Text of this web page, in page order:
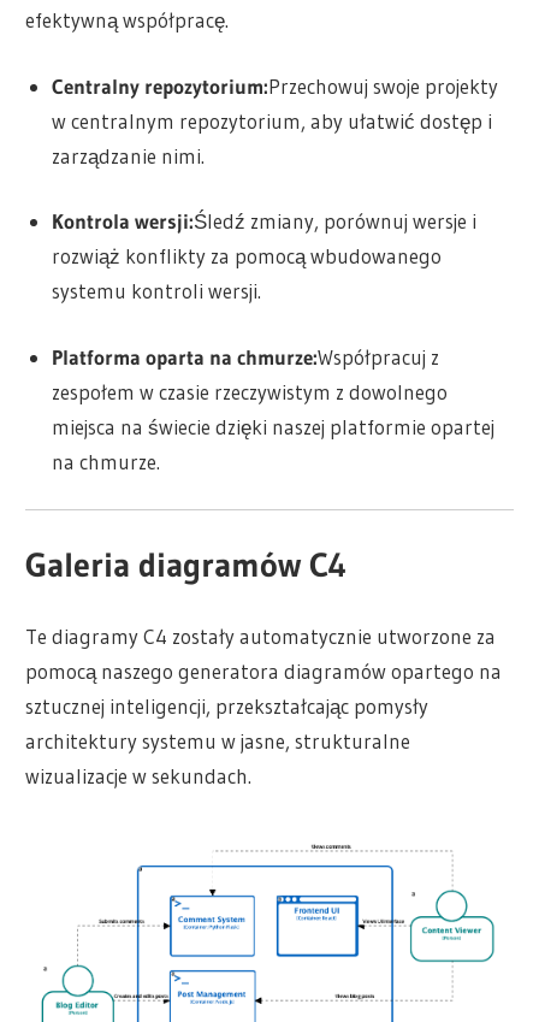
efektywną współpracę.
Centralny repozytorium:Przechowuj swoje projekty
w centralnym repozytorium, aby ułatwić dostęp i
zarządzanie nimi.
Kontrola wersji:Śledź zmiany, porównuj wersje i
rozwiąż konflikty za pomocą wbudowanego
systemu kontroli wersji.
Platforma oparta na chmurze:Współpracuj z
zespołem w czasie rzeczywistym z dowolnego
miejsca na świecie dzięki naszej platformie opartej
na chmurze.
Galeria diagramów C4
Te diagramy C4 zostały automatycznie utworzone za
pomocą naszego generatora diagramów opartego na
sztucznej inteligencji, przekształcając pomysły
architektury systemu w jasne, strukturalne
wizualizacje w sekundach.